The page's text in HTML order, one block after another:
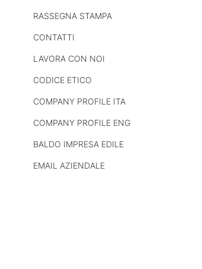
RASSEGNA STAMPA
CONTATTI
LAVORA CON NOI
CODICE ETICO
COMPANY PROFILE ITA
COMPANY PROFILE ENG
BALDO IMPRESA EDILE
EMAIL AZIENDALE